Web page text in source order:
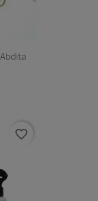
favorite_border